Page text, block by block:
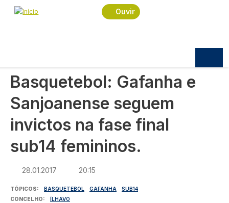
Passar para o conteúdo principal
Ouvir
Navegação estrutural
Início
Desporto
Basquetebol: Gafanha e Sanjoanense seguem
Basquetebol: Gafanha e
Sanjoanense seguem
invictos na fase final
sub14 femininos.
28.01.2017 20:15
TÓPICOS BASQUETEBOL GAFANHA
SUB14
CONCELHO
ÍLHAVO